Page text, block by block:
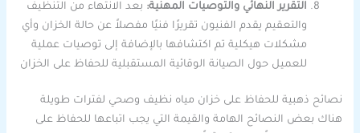
التقرير النهائي والتوصيات المهنية: بعد الانتهاء من التنظيف
والتعقيم يقدم الفنيون تقريرًا فنيًا مفصلاً عن حالة الخزان وأي
مشكلات هيكلية تم اكتشافها بالإضافة إلى توصيات عملية
للعميل حول الصيانة الوقائية المستقبلية للحفاظ على الخزان
نصائح ذهبية للحفاظ على خزان مياه نظيف وصحي لفترات طويلة
هناك بعض النصائح الهامة والقيمة التي يجب اتباعها للحفاظ على